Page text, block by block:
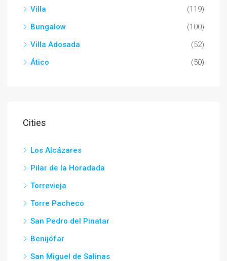
Villa
(119)
Bungalow
(100)
Villa Adosada
(52)
Ático
(50)
Cities
Los Alcázares
Pilar de la Horadada
Torrevieja
Torre Pacheco
San Pedro del Pinatar
Benijófar
San Miguel de Salinas